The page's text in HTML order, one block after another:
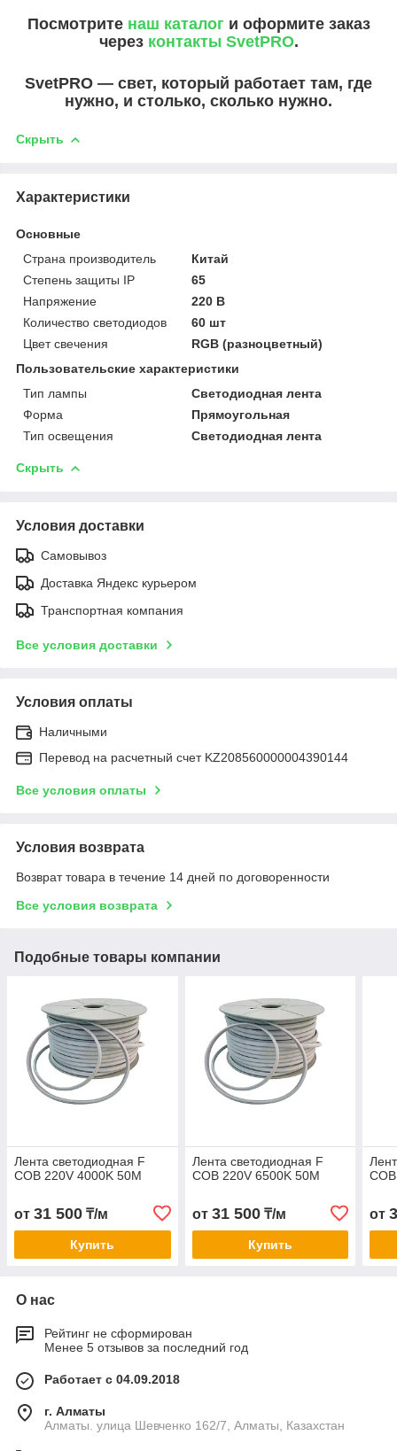
Посмотрите наш каталог и оформите заказ
через контакты SvetPRO.
SvetPRO — свет, который работает там, где
нужно, и столько, сколько нужно.
Скрыть
Характеристики
Основные
Страна производитель
Китай
Степень защиты IP
65
Напряжение
220 В
Количество светодиодов
60 шт
Цвет свечения
RGB (разноцветный)
Пользовательские характеристики
Тип лампы
Светодиодная лента
Форма
Прямоугольная
Тип освещения
Светодиодная лента
Скрыть
Условия доставки
Самовывоз
Доставка Яндекс курьером
Транспортная компания
Все условия доставки
Условия оплаты
Наличными
Перевод на расчетный счет KZ208560000004390144
Все условия оплаты
Условия возврата
Возврат товара в течение 14 дней по договоренности
Все условия возврата
Подобные товары компании
Лента светодиодная F
COB 220V 4000K 50M
от 31 500 ₸/м
Купить
Лента светодиодная F
COB 220V 6500K 50M
от 31 500₸/м
Купить
от
О нас
Рейтинг не сформирован
Менее 5 отзывов за последний год
Работает с 04.09.2018
г. Алматы
Алматы. улица Шевченко 162/7, Алматы, Казахстан